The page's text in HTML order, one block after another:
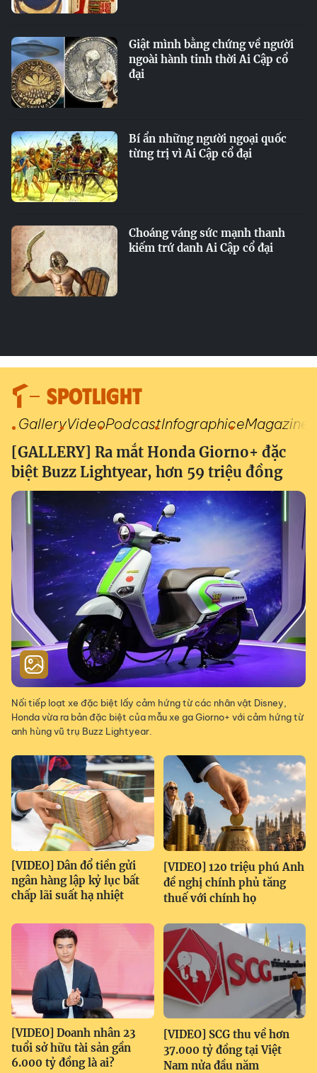
Giật mình bằng chứng về người
ngoài hành tinh thời Ai Cập cổ
đại
Bí ẩn những người ngoại quốc
từng trị vì Ai Cập cổ đại
Choáng váng sức mạnh thanh
kiếm trứ danh Ai Cập cổ đại
SPOTLIGHT
GalleryVideoPodcastInfographiceMagazine
[GALLERY] Ra mắt Honda Giorno+ đặc
biệt Buzz Lightyear, hơn 59 triệu đồng
Nối tiếp loạt xe đặc biệt lấy cảm hứng từ các nhân vật Disney,
Honda vừa ra bản đặc biệt của mẫu xe ga Giorno+ với cảm hứng từ
anh hùng vũ trụ Buzz Lightyear.
[VIDEO] Dân đổ tiền gửi
ngân hàng lập kỷ lục bất
chấp lãi suất hạ nhiệt
[VIDEO] 120 triệu phú Anh
đề nghị chính phủ tăng
thuế với chính họ
[VIDEO] Doanh nhân 23
tuổi sở hữu tài sản gần
6.000 tỷ đồng là ai?
[VIDEO] SCG thu về hơn
37.000 tỷ đồng tại Việt
Nam nửa đầu năm